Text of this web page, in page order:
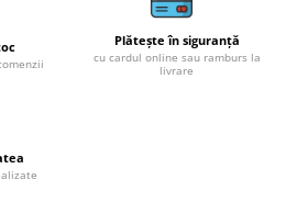
Plătește în siguranță
cu cardul online sau ramburs la
livrare